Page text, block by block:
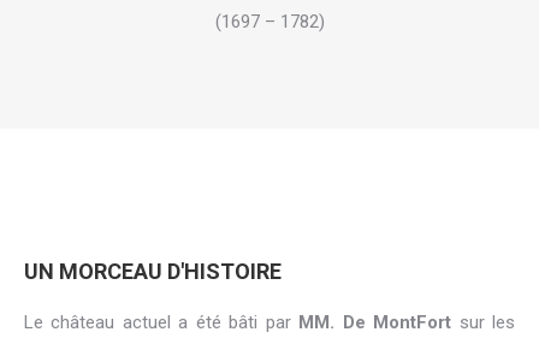
(1697 – 1782)
UN MORCEAU D'HISTOIRE
Le château actuel a été bâti par MM. De MontFort sur les